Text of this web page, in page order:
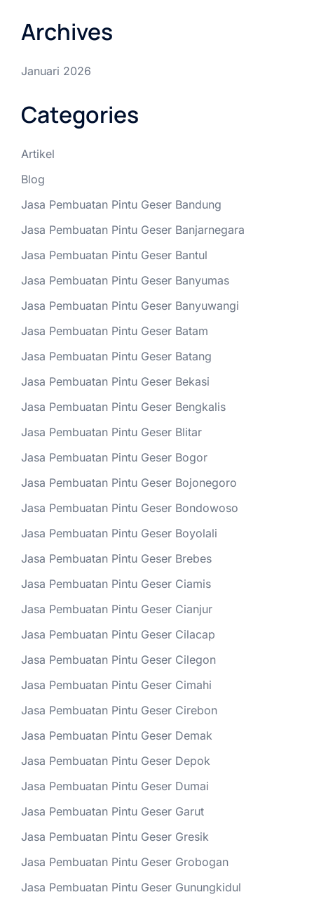
Archives
Januari 2026
Categories
Artikel
Blog
Jasa Pembuatan Pintu Geser Bandung
Jasa Pembuatan Pintu Geser Banjarnegara
Jasa Pembuatan Pintu Geser Bantul
Jasa Pembuatan Pintu Geser Banyumas
Jasa Pembuatan Pintu Geser Banyuwangi
Jasa Pembuatan Pintu Geser Batam
Jasa Pembuatan Pintu Geser Batang
Jasa Pembuatan Pintu Geser Bekasi
Jasa Pembuatan Pintu Geser Bengkalis
Jasa Pembuatan Pintu Geser Blitar
Jasa Pembuatan Pintu Geser Bogor
Jasa Pembuatan Pintu Geser Bojonegoro
Jasa Pembuatan Pintu Geser Bondowoso
Jasa Pembuatan Pintu Geser Boyolali
Jasa Pembuatan Pintu Geser Brebes
Jasa Pembuatan Pintu Geser Ciamis
Jasa Pembuatan Pintu Geser Cianjur
Jasa Pembuatan Pintu Geser Cilacap
Jasa Pembuatan Pintu Geser Cilegon
Jasa Pembuatan Pintu Geser Cimahi
Jasa Pembuatan Pintu Geser Cirebon
Jasa Pembuatan Pintu Geser Demak
Jasa Pembuatan Pintu Geser Depok
Jasa Pembuatan Pintu Geser Dumai
Jasa Pembuatan Pintu Geser Garut
Jasa Pembuatan Pintu Geser Gresik
Jasa Pembuatan Pintu Geser Grobogan
Jasa Pembuatan Pintu Geser Gunungkidul